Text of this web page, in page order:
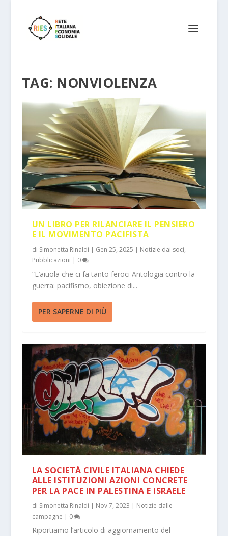
TAG: NONVIOLENZA
UN LIBRO PER RILANCIARE IL PENSIERO
E IL MOVIMENTO PACIFISTA
di Simonetta Rinaldi | Gen 25, 2025 | Notizie dai soci,
Pubblicazioni | 0
“L’aiuola che ci fa tanto feroci Antologia contro la
guerra: pacifismo, obiezione di...
PER SAPERNE DI PIÙ
LA SOCIETÀ CIVILE ITALIANA CHIEDE
ALLE ISTITUZIONI AZIONI CONCRETE
PER LA PACE IN PALESTINA E ISRAELE
di Simonetta Rinaldi | Nov 7, 2023 | Notizie dalle
campagne | 0
Riportiamo l’articolo di aggiornamento del